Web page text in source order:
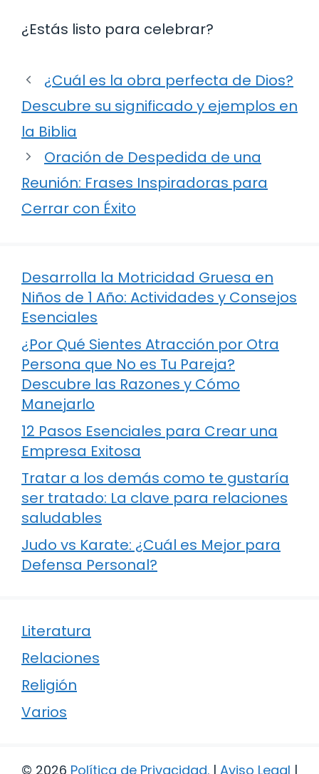
¿Estás listo para celebrar?
¿Cuál es la obra perfecta de Dios?
Descubre su significado y ejemplos en
la Biblia
Oración de Despedida de una
Reunión: Frases Inspiradoras para
Cerrar con Éxito
Desarrolla la Motricidad Gruesa en
Niños de 1 Año: Actividades y Consejos
Esenciales
¿Por Qué Sientes Atracción por Otra
Persona que No es Tu Pareja?
Descubre las Razones y Cómo
Manejarlo
12 Pasos Esenciales para Crear una
Empresa Exitosa
Tratar a los demás como te gustaría
ser tratado: La clave para relaciones
saludables
Judo vs Karate: ¿Cuál es Mejor para
Defensa Personal?
Literatura
Relaciones
Religión
Varios
© 2026 Política de Privacidad. | Aviso Legal |